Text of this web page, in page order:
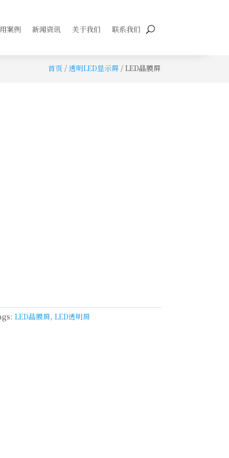
案例 新闻资讯 关于我们 联系我们
首页/ 透明LED显示屏/ LED晶膜屏
LED晶膜屏, LED透明屏